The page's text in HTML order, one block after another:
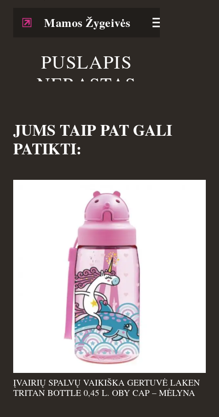
JUMS TAIP PAT GALI
PATIKTI:
ĮVAIRIŲ SPALVŲ VAIKIŠKA GERTUVĖ LAKEN
TRITAN BOTTLE 0,45 L. OBY CAP – MĖLYNA